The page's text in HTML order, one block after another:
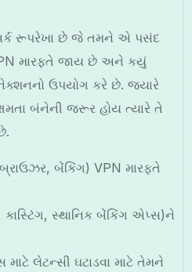
રૂપરેખા છે જે તમને એ પસંદ
મારફતે જાય છે અને કયું
ઉપયોગ કરે છે. જ્યારે
બંનેની જરૂર હોય ત્યારે તે
બેંકિંગ) VPN મારફતે
કાસ્ટિંગ, સ્થાનિક બેંકિંગ એપ્સ)ને
લેટન્સી ઘટાડવા માટે તેમને